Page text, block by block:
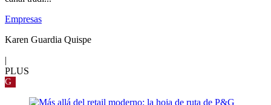
Empresas
Karen Guardia Quispe
PLUS
G